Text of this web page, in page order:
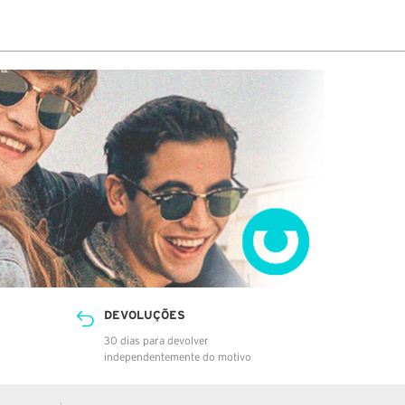
DEVOLUÇÕES
30 dias para devolver
independentemente do motivo